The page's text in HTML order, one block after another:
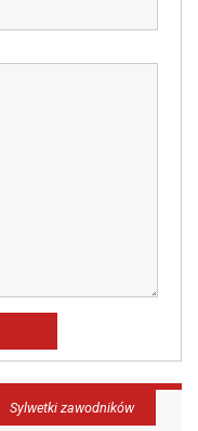
Sylwetki zawodników